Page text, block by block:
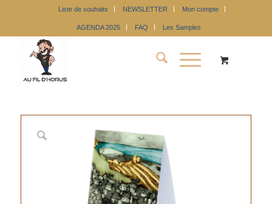
Liste de souhaits NEWSLETTER Mon compte
AGENDA 2025 FAQ Les Samples